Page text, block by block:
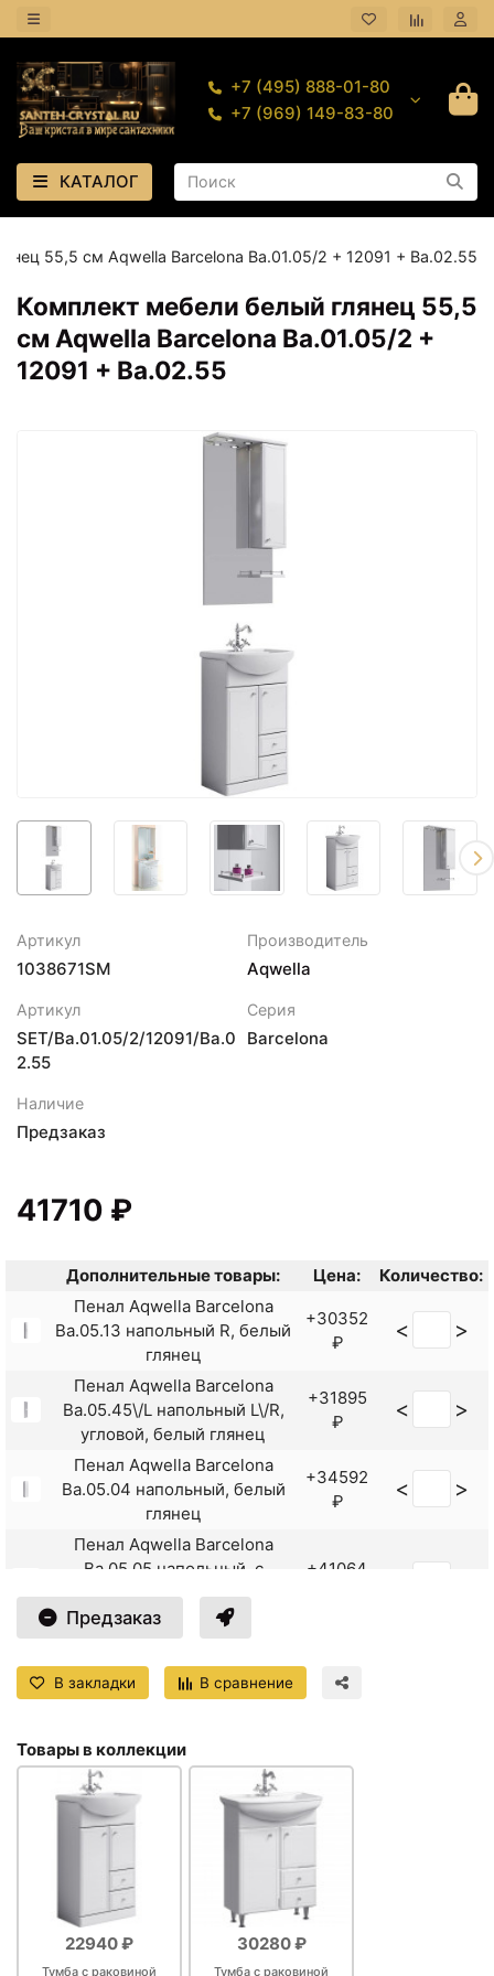
+7 (495) 888-01-80
+7 (969) 149-83-80
КАТАЛОГ
55,5 см Aqwella Barcelona Ba.01.05/2 + 12091 + Ba.02.55
Комплект мебели белый глянец 55,5
см Aqwella Barcelona Ba.01.05/2 +
12091 + Ba.02.55
Артикул
1038671SM
Производитель
Aqwella
Артикул
SET/Ba.01.05/2/12091/Ba.0
2.55
Серия
Barcelona
Наличие
Предзаказ
41710 ₽
Дополнительные товары: Цена:
Количество:
Пенал Aqwella Barcelona
Ba.05.13 напольный R, белый
глянец
+30352
₽
< >
Пенал Aqwella Barcelona
Ba.05.45\/L напольный L\/R,
угловой, белый глянец
+31895
₽
< >
Пенал Aqwella Barcelona
Ba.05.04 напольный, белый
глянец
+34592
₽
< >
Пенал Aqwella Barcelona
Ba.05.05 напольный, с
бельевой корзиной, белый
глянец
+41064
Ba.05.45 напольный L\/R,
угловой, белый глянец
₽
белый глянец Aqwella
Barcelona Ba.05.13
₽
Пенал с полками белый
глянец Aqwella Barcelona
+30886
Пенал с ящиками и бельевой
корзиной белый глянец
Aqwella Barcelona Ba.05.05
Пенал угловой с полками
Предзаказ
В закладки В сравнение
Товары в коллекции
22940 ₽
Тумба с раковиной
30280 ₽
Тумба с раковиной